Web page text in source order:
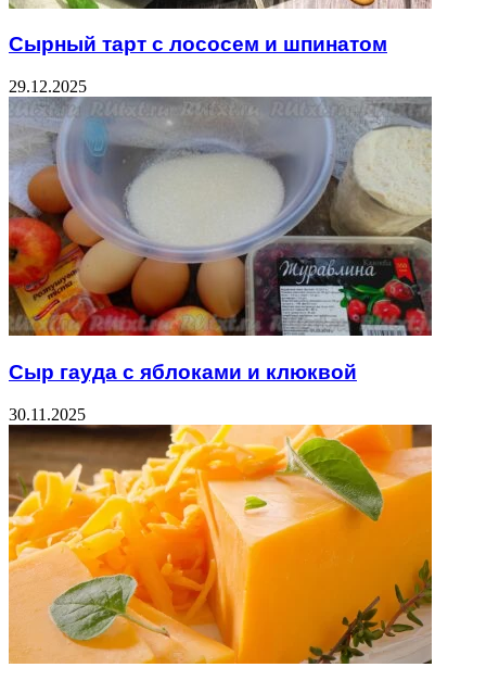
Сырный тарт с лососем и шпинатом
29.12.2025
Сыр гауда с яблоками и клюквой
30.11.2025